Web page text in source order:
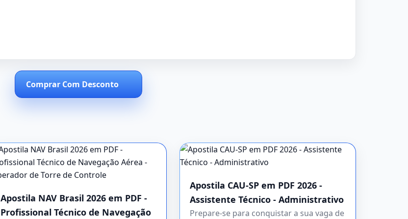
Comprar Com Desconto
Apostila NAV Brasil 2026 em PDF -
Profissional Técnico de Navegação
Apostila CAU-SP em PDF 2026 -
Assistente Técnico - Administrativo
Prepare-se para conquistar a sua vaga de